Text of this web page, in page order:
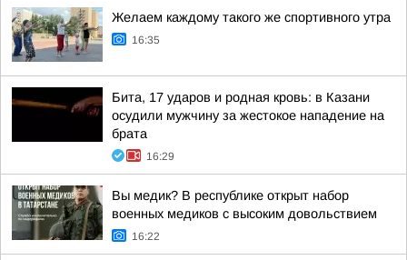
Желаем каждому такого же спортивного утра
16:35
Бита, 17 ударов и родная кровь: в Казани
осудили мужчину за жестокое нападение на
брата
16:29
Вы медик? В республике открыт набор
военных медиков с высоким довольствием
16:22